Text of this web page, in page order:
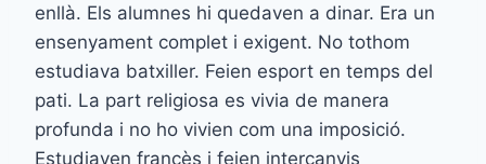
enllà. Els alumnes hi quedaven a dinar. Era un
ensenyament complet i exigent. No tothom
estudiava batxiller. Feien esport en temps del
pati. La part religiosa es vivia de manera
profunda i no ho vivien com una imposició.
Estudiaven francès i feien intercanvis